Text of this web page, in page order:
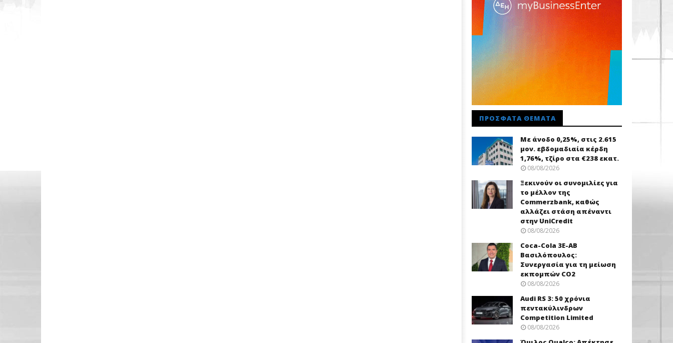
ΠΡΌΣΦΑΤΑ ΘΈΜΑΤΑ
Με άνοδο 0,25%, στις 2.615
μον. εβδομαδιαία κέρδη
1,76%, τζίρο στα €238 εκατ.
08/08/2026
Ξεκινούν οι συνομιλίες για
το μέλλον της
Commerzbank, καθώς
αλλάζει στάση απέναντι
στην UniCredit
08/08/2026
Coca-Cola 3Ε-ΑΒ
Βασιλόπουλος:
Συνεργασία για τη μείωση
εκπομπών CO2
08/08/2026
Audi RS 3: 50 χρόνια
πεντακύλινδρων
Competition Limited
08/08/2026